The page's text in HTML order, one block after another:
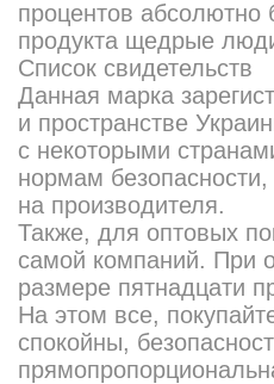
процентов абсолютно
продукта щедрые
Список свидетельств
Данная марка
и пространстве
с некоторыми
нормам
на производителя.
Также, для оптовых
самой компаний. При
размере пятнадцати
На этом все,
спокойны,